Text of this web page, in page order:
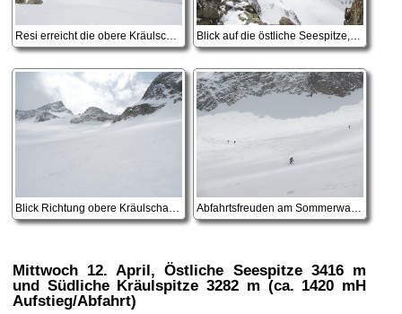
Resi erreicht die obere Kräulscharte
Mittwoch 12. April, Östliche Seespitze 3416 m
und Südliche Kräulspitze 3282 m (ca. 1420 mH
Aufstieg/Abfahrt)